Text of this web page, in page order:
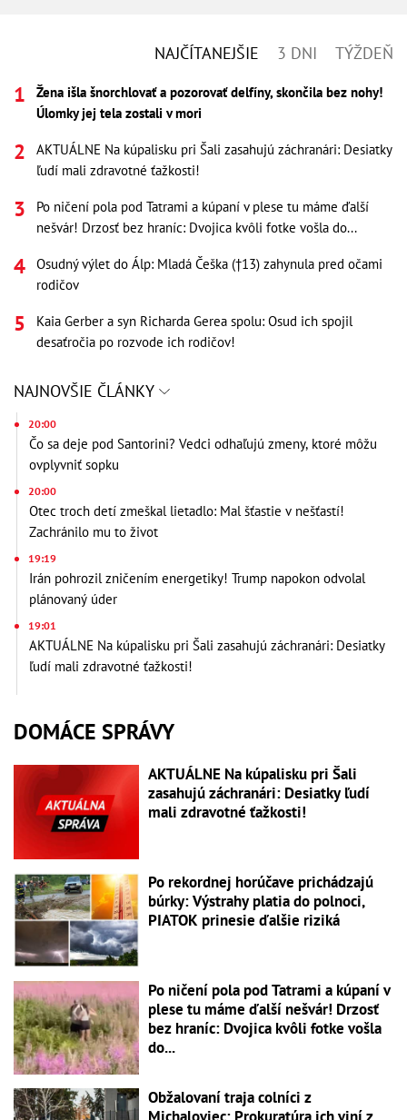
NAJČÍTANEJŠIE 3 DNI TÝŽDEŇ
Žena išla šnorchlovať a pozorovať delfíny, skončila bez nohy!
Úlomky jej tela zostali v mori
AKTUÁLNE Na kúpalisku pri Šali zasahujú záchranári: Desiatky
ľudí mali zdravotné ťažkosti!
Po ničení pola pod Tatrami a kúpaní v plese tu máme ďalší
nešvár! Drzosť bez hraníc: Dvojica kvôli fotke vošla do...
Osudný výlet do Álp: Mladá Češka (†13) zahynula pred očami
rodičov
Kaia Gerber a syn Richarda Gerea spolu: Osud ich spojil
desaťročia po rozvode ich rodičov!
NAJNOVŠIE ČLÁNKY
20:00
Čo sa deje pod Santorini? Vedci odhaľujú zmeny, ktoré môžu
ovplyvniť sopku
20:00
Otec troch detí zmeškal lietadlo: Mal šťastie v nešťastí!
Zachránilo mu to život
19:19
Irán pohrozil zničením energetiky! Trump napokon odvolal
plánovaný úder
19:01
AKTUÁLNE Na kúpalisku pri Šali zasahujú záchranári: Desiatky
ľudí mali zdravotné ťažkosti!
DOMÁCE SPRÁVY
AKTUÁLNE Na kúpalisku pri Šali
zasahujú záchranári: Desiatky ľudí
mali zdravotné ťažkosti!
Po rekordnej horúčave prichádzajú
búrky: Výstrahy platia do polnoci,
PIATOK prinesie ďalšie riziká
Po ničení pola pod Tatrami a kúpaní v
plese tu máme ďalší nešvár! Drzosť
bez hraníc: Dvojica kvôli fotke vošla
do...
Obžalovaní traja colníci z